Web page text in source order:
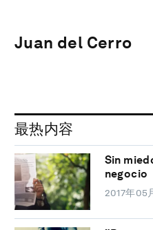
Juan del Cerro
最热内容
Sin
negocio
2017年05